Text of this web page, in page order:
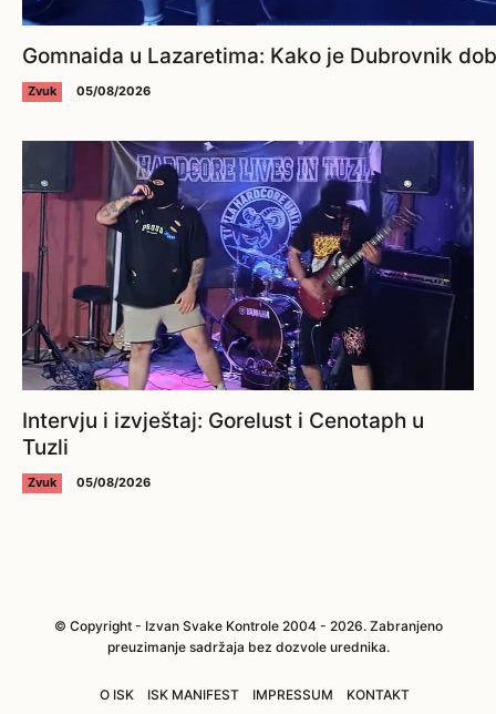
Gomnaida u Lazaretima: Kako je Dubrovnik
Zvuk 05/08/2026
Intervju i izvještaj: Gorelust i Cenotaph u
Tuzli
Zvuk 05/08/2026
© Copyright - Izvan Svake Kontrole 2004 - 2026. Zabranjeno
preuzimanje sadržaja bez dozvole urednika.
O ISK ISK MANIFEST IMPRESSUM KONTAKT